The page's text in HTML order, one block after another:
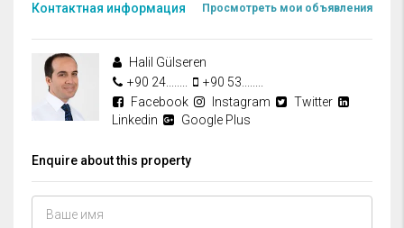
Контактная информация Просмотреть мои объявления
Halil Gülseren
+90 24........
+90 53........
Facebook
Instagram
Twitter
Linkedin
Google Plus
Enquire about this property